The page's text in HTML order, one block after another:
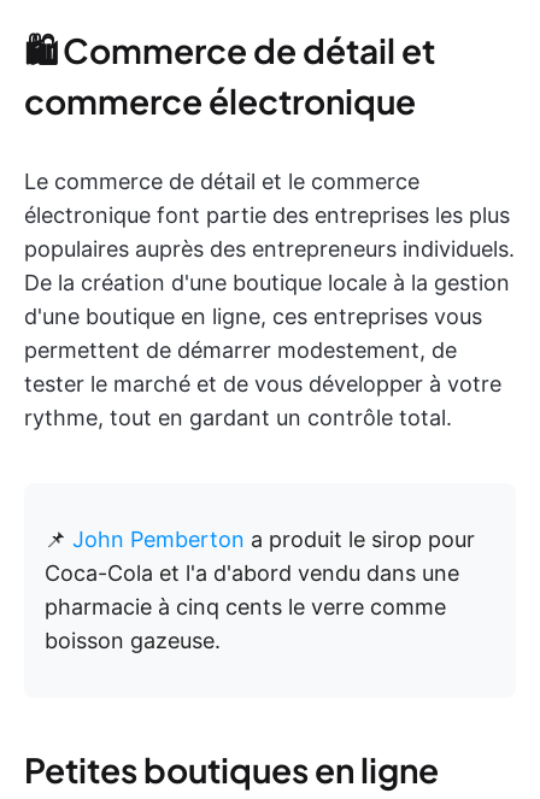
🛍️ Commerce de détail et
commerce électronique
Le commerce de détail et le commerce
électronique font partie des entreprises les plus
populaires auprès des entrepreneurs individuels.
De la création d'une boutique locale à la gestion
d'une boutique en ligne, ces entreprises vous
permettent de démarrer modestement, de
tester le marché et de vous développer à votre
rythme, tout en gardant un contrôle total.
📌 John Pemberton a produit le sirop pour
Coca-Cola et l'a d'abord vendu dans une
pharmacie à cinq cents le verre comme
boisson gazeuse.
Petites boutiques en ligne